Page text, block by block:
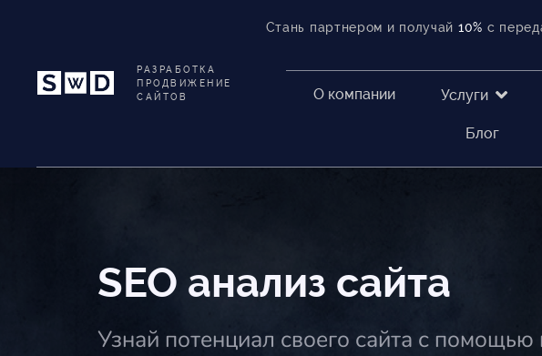
РАЗРАБОТКА
ПРОДВИЖЕНИЕ
САЙТОВ
Стань партнером и получай 10% с
О компании Услуги
Блог
SEO анализ сайта
Узнай потенциал своего сайта с помощью